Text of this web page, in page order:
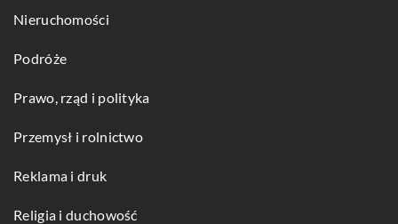
Nieruchomości
Podróże
Prawo, rząd i polityka
Przemysł i rolnictwo
Reklama i druk
Religia i duchowość